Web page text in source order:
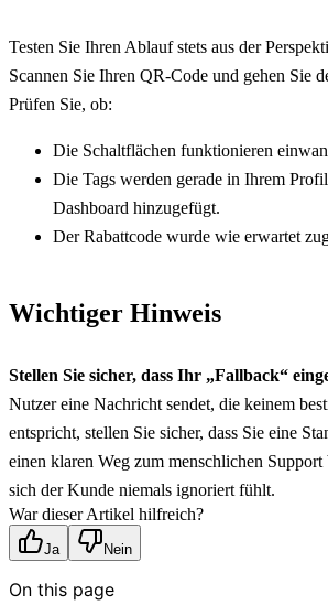
Testen Sie Ihren Ablauf stets aus der
Scannen Sie Ihren QR-Code und gehen Sie
Prüfen Sie, ob:
Die Schaltflächen funktionieren
Die Tags werden gerade in Ihrem
Dashboard hinzugefügt.
Der Rabattcode wurde wie erwartet
Wichtiger Hinweis
Stellen Sie sicher, dass Ihr „Fallback“
Nutzer eine Nachricht sendet, die keinem
entspricht, stellen Sie sicher, dass Sie eine
einen klaren Weg zum menschlichen Support
sich der Kunde niemals ignoriert fühlt.
War dieser Artikel hilfreich?
Ja Nein
On this page